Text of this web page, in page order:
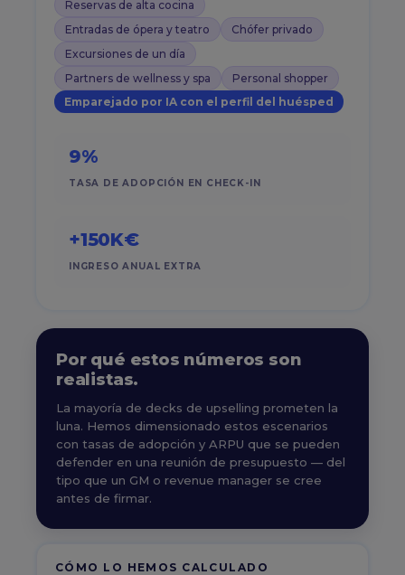
Reservas de alta cocina
Entradas de ópera y teatro
Chófer privado
Excursiones de un día
Partners de wellness y spa
Personal shopper
Emparejado por IA con el perfil del huésped
9%
TASA DE ADOPCIÓN EN CHECK-IN
+150K€
INGRESO ANUAL EXTRA
Por qué estos números son
realistas.
La mayoría de decks de upselling prometen la
luna. Hemos dimensionado estos escenarios
con tasas de adopción y ARPU que se pueden
defender en una reunión de presupuesto — del
tipo que un GM o revenue manager se cree
antes de firmar.
CÓMO LO HEMOS CALCULADO